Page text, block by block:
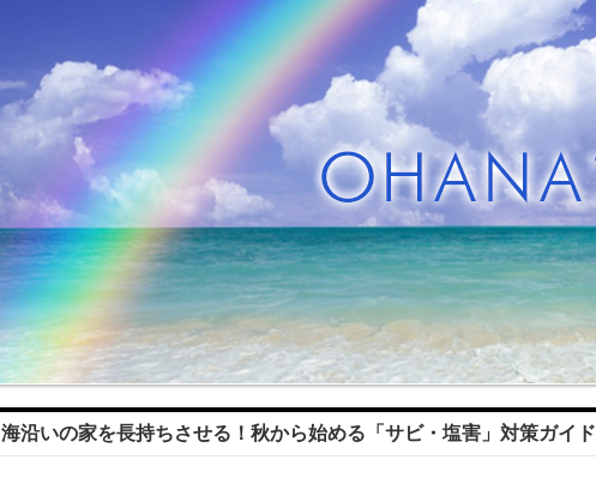
海沿いの家を長持ちさせる！秋から始める「サビ・塩害」対策ガイド